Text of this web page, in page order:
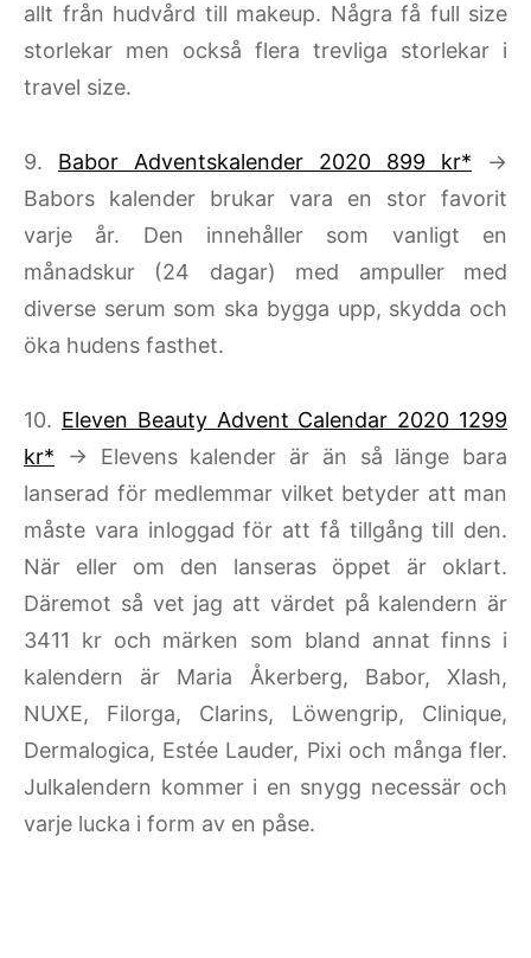
allt från hudvård till makeup. Några få full size
storlekar men också flera trevliga storlekar i
travel size.
9. Babor Adventskalender 2020 899 kr* →
Babors kalender brukar vara en stor favorit
varje år. Den innehåller som vanligt en
månadskur (24 dagar) med ampuller med
diverse serum som ska bygga upp, skydda och
öka hudens fasthet.
10. Eleven Beauty Advent Calendar 2020 1299
kr* → Elevens kalender är än så länge bara
lanserad för medlemmar vilket betyder att man
måste vara inloggad för att få tillgång till den.
När eller om den lanseras öppet är oklart.
Däremot så vet jag att värdet på kalendern är
3411 kr och märken som bland annat finns i
kalendern är Maria Åkerberg, Babor, Xlash,
NUXE, Filorga, Clarins, Löwengrip, Clinique,
Dermalogica, Estée Lauder, Pixi och många fler.
Julkalendern kommer i en snygg necessär och
varje lucka i form av en påse.